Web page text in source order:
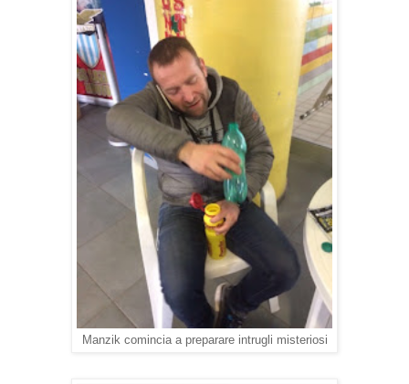
Manzik comincia a preparare intrugli misteriosi